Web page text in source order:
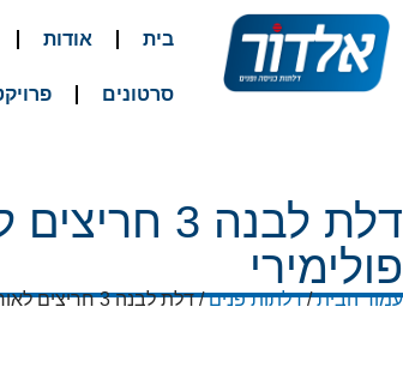
בית אודות
סרטונים
דלת לבנה 3
פולימירי
עמוד הבית/דלתות פנים/ דלת לבנה 3 חריצים לאורך ציפוי פולימירי